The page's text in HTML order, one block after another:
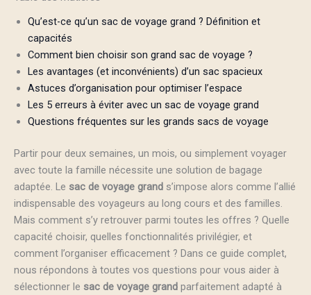
Qu’est-ce qu’un sac de voyage grand ? Définition et
capacités
Comment bien choisir son grand sac de voyage ?
Les avantages (et inconvénients) d’un sac spacieux
Astuces d’organisation pour optimiser l’espace
Les 5 erreurs à éviter avec un sac de voyage grand
Questions fréquentes sur les grands sacs de voyage
Partir pour deux semaines, un mois, ou simplement voyager
avec toute la famille nécessite une solution de bagage
adaptée. Le sac de voyage grand s’impose alors comme l’allié
indispensable des voyageurs au long cours et des familles.
Mais comment s’y retrouver parmi toutes les offres ? Quelle
capacité choisir, quelles fonctionnalités privilégier, et
comment l’organiser efficacement ? Dans ce guide complet,
nous répondons à toutes vos questions pour vous aider à
sélectionner le sac de voyage grand parfaitement adapté à